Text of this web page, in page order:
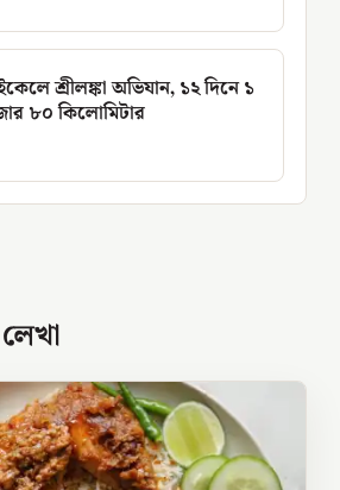
শ্রীলঙ্কা অভিযান, ১২ দিনে ১
৮০ কিলোমিটার